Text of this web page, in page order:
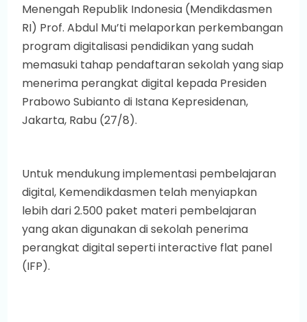
Menengah Republik Indonesia (Mendikdasmen
RI) Prof. Abdul Mu’ti melaporkan perkembangan
program digitalisasi pendidikan yang sudah
memasuki tahap pendaftaran sekolah yang siap
menerima perangkat digital kepada Presiden
Prabowo Subianto di Istana Kepresidenan,
Jakarta, Rabu (27/8).
Untuk mendukung implementasi pembelajaran
digital, Kemendikdasmen telah menyiapkan
lebih dari 2.500 paket materi pembelajaran
yang akan digunakan di sekolah penerima
perangkat digital seperti interactive flat panel
(IFP).